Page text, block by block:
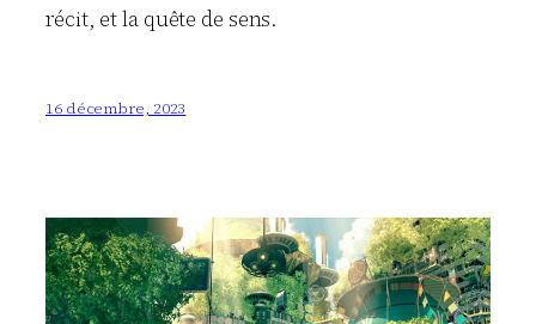
récit, et la quête de sens.
16 décembre, 2023